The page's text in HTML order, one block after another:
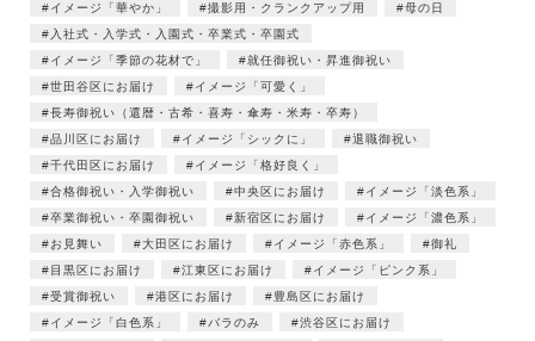
イメージ「華やか」
撮影用・クランクアップ用
母の日
入社式・入学式・入園式・卒業式・卒園式
イメージ「季節の花材で」
就任御祝い・昇進御祝い
世田谷区にお届け
イメージ「可愛く」
長寿御祝い（還暦・古希・喜寿・傘寿・米寿・卒寿）
品川区にお届け
イメージ「シックに」
退職御祝い
千代田区にお届け
イメージ「格好良く」
合格御祝い・入学御祝い
中央区にお届け
イメージ「淡色系」
卒業御祝い・卒園御祝い
新宿区にお届け
イメージ「濃色系」
お見舞い
大田区にお届け イメージ「赤色系」
御礼
目黒区にお届け
江東区にお届け
イメージ「ピンク系」
受賞御祝い
港区にお届け
豊島区にお届け
イメージ「白色系」
バラのみ
渋谷区にお届け